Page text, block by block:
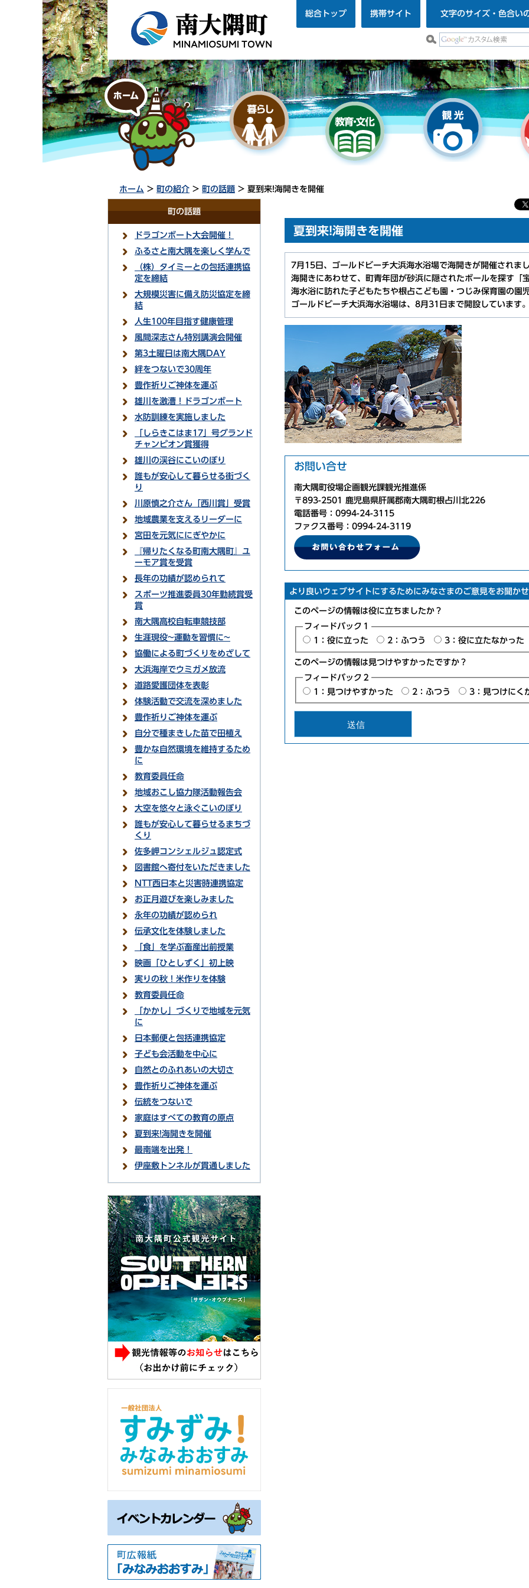
総合トップ 携帯サイト 文字のサイズ・色合い
ホーム > 町の紹介 > 町の話題 > 夏到来!海開きを開催
町の話題
ドラゴンボート大会開催！
ふるさと南大隅を楽しく学んで
（株）タイミーとの包括連携協
定を締結
大規模災害に備え防災協定を締
結
人生100年目指す健康管理
風間深志さん特別講演会開催
第3土曜日は南大隅DAY
絆をつないで30周年
豊作祈りご神体を運ぶ
雄川を激漕！ドラゴンボート
水防訓練を実施しました
「しらきこはま17」号グランド
チャンピオン賞獲得
雄川の渓谷にこいのぼり
誰もが安心して暮らせる街づく
り
川原慎之介さん「西川賞」受賞
地域農業を支えるリーダーに
宮田を元気ににぎやかに
『帰りたくなる町南大隅町』ユ
ーモア賞を受賞
長年の功績が認められて
スポーツ推進委員30年勤続賞受
賞
南大隅高校自転車競技部
生涯現役~運動を習慣に~
協働による町づくりをめざして
大浜海岸でウミガメ放流
道路愛護団体を表彰
体験活動で交流を深めました
豊作祈りご神体を運ぶ
自分で種まきした苗で田植え
豊かな自然環境を維持するため
に
教育委員任命
地域おこし協力隊活動報告会
大空を悠々と泳ぐこいのぼり
誰もが安心して暮らせるまちづ
くり
佐多岬コンシェルジュ認定式
図書館へ寄付をいただきました
NTT西日本と災害時連携協定
お正月遊びを楽しみました
永年の功績が認められ
伝承文化を体験しました
「食」を学ぶ畜産出前授業
映画「ひとしずく」初上映
実りの秋！米作りを体験
教育委員任命
「かかし」づくりで地域を元気
に
日本郵便と包括連携協定
子ども会活動を中心に
自然とのふれあいの大切さ
豊作祈りご神体を運ぶ
伝統をつないで
家庭はすべての教育の原点
夏到来!海開きを開催
最南端を出発！
伊座敷トンネルが貫通しました
夏到来!海開きを開催
7月15日、ゴールドビーチ大浜海水浴場で海開きが開催されまし
海開きにあわせて、町青年団が砂浜に隠されたボールを探す「
海水浴に訪れた子どもたちや根占こども園・つじみ保育園の園
ゴールドビーチ大浜海水浴場は、8月31日まで開設しています。
お問い合せ
南大隅町役場企画観光課観光推進係
〒893-2501 鹿児島県肝属郡南大隅町根占川北226
電話番号：0994-24-3115
ファクス番号：0994-24-3119
より良いウェブサイトにするためにみなさまのご意見をお聞か
このページの情報は役に立ちましたか？
フィードバック１
1：役に立った
2：ふつう 3：役に立たなかった
このページの情報は見つけやすかったですか？
フィードバック２
1：見つけやすかった
2：ふつう 3：見つけにく